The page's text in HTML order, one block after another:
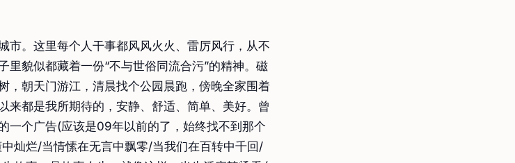
市。这里每个人干事都风风火火、雷厉风行，从不
里貌似都藏着一份“不与世俗同流合污”的精神。磁
，朝天门游江，清晨找个公园晨跑，傍晚全家围着
来都是我所期待的，安静、舒适、简单、美好。曾
一个广告(应该是09年以前的了，始终找不到那个
灿烂/当情愫在无言中飘零/当我们在百转中千回/